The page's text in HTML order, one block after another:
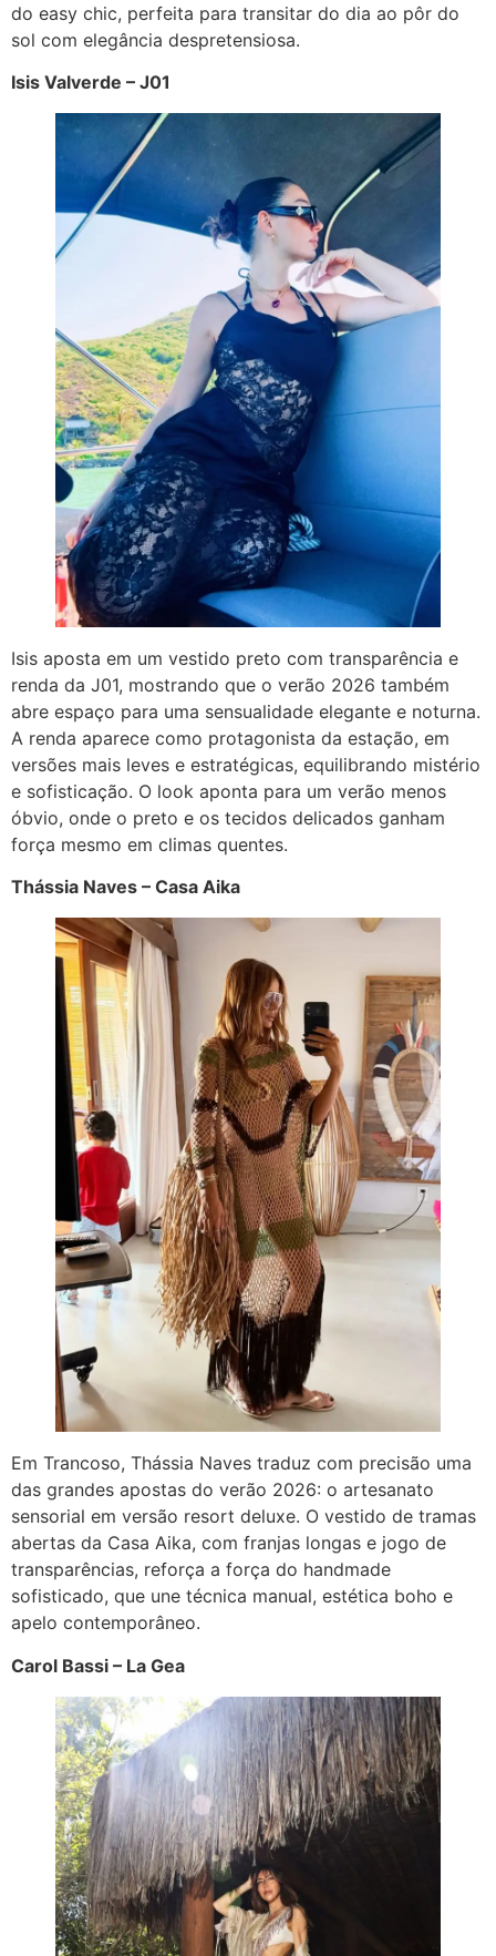
do easy chic, perfeita para transitar do dia ao pôr do
sol com elegância despretensiosa.
Isis Valverde – J01
Isis aposta em um vestido preto com transparência e
renda da J01, mostrando que o verão 2026 também
abre espaço para uma sensualidade elegante e noturna.
A renda aparece como protagonista da estação, em
versões mais leves e estratégicas, equilibrando mistério
e sofisticação. O look aponta para um verão menos
óbvio, onde o preto e os tecidos delicados ganham
força mesmo em climas quentes.
Thássia Naves – Casa Aika
Em Trancoso, Thássia Naves traduz com precisão uma
das grandes apostas do verão 2026: o artesanato
sensorial em versão resort deluxe. O vestido de tramas
abertas da Casa Aika, com franjas longas e jogo de
transparências, reforça a força do handmade
sofisticado, que une técnica manual, estética boho e
apelo contemporâneo.
Carol Bassi – La Gea